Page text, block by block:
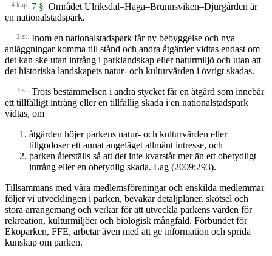
7 § Området Ulriksdal–Haga–Brunnsviken–Djurgården är
en nationalstadspark.
Inom en nationalstadspark får ny bebyggelse och nya
anläggningar komma till stånd och andra åtgärder vidtas endast om
det kan ske utan intrång i parklandskap eller naturmiljö och utan att
det historiska landskapets natur- och kulturvärden i övrigt skadas.
Trots bestämmelsen i andra stycket får en åtgärd som innebär
ett tillfälligt intrång eller en tillfällig skada i en nationalstadspark
vidtas, om
åtgärden höjer parkens natur- och kulturvärden eller
tillgodoser ett annat angeläget allmänt intresse, och
parken återställs så att det inte kvarstår mer än ett obetydligt
intrång eller en obetydlig skada. Lag (2009:293).
Tillsammans med våra medlemsföreningar och enskilda medlemmar
följer vi utvecklingen i parken, bevakar detaljplaner, skötsel och
stora arrangemang och verkar för att utveckla parkens värden för
rekreation, kulturmiljöer och biologisk mångfald. Förbundet för
Ekoparken, FFE, arbetar även med att ge information och sprida
kunskap om parken.